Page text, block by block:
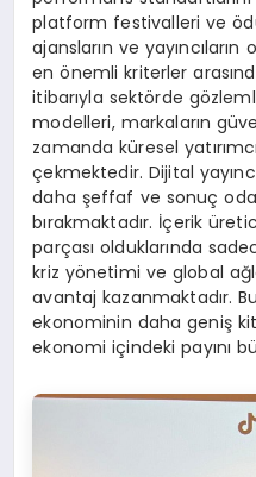
platform festivalleri ve
ajansların ve
en önemli kriterler
itibarıyla sektörde
modelleri, markaların
zamanda küresel
çekmektedir. Dijital
daha şeffaf ve sonuç
bırakmaktadır. İçerik
parçası olduklarında
kriz yönetimi ve global
avantaj kazanmaktadır.
ekonominin daha geniş
ekonomi içindeki payını